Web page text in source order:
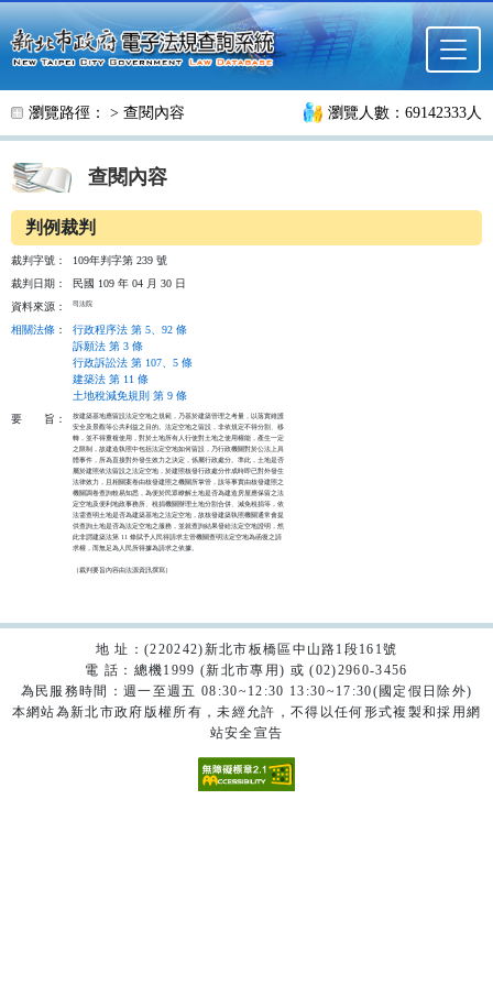
跳至主要內容
瀏覽路徑： > 查閱內容 瀏覽人數：69142333人
查閱內容
判例裁判
裁判字號：
109年判字第 239 號
裁判日期：
民國 109 年 04 月 30 日
資料來源：
司法院
相關法條 ：
行政程序法 第 5、92 條
訴願法 第 3 條
行政訴訟法 第 107、5 條
建築法 第 11 條
土地稅減免規則 第 9 條
要
旨：
按建築基地應留設法定空地之規範，乃基於建築管理之考量，以落實維護
安全及景觀等公共利益之目的。法定空地之留設，非依規定不得分割、移
轉，並不得重複使用，對於土地所有人行使對土地之使用權能，產生一定
之限制，故建造執照中包括法定空地如何留設，乃行政機關對於公法上具
體事件，所為直接對外發生效力之決定，係屬行政處分。準此，土地是否
屬於建照依法留設之法定空地，於建照核發行政處分作成時即已對外發生
法律效力，且相關案卷由核發建照之機關所掌管，該等事實由核發建照之
機關調卷查詢較易知悉，為便於民眾瞭解土地是否為建造房屋應保留之法
定空地及便利地政事務所、稅捐機關辦理土地分割合併、減免稅捐等，依
法需查明土地是否為建築基地之法定空地，故核發建築執照機關通常會提
供查詢土地是否為法定空地之服務，並就查詢結果發給法定空地證明，然
此非謂建築法第 11 條賦予人民得請求主管機關查明法定空地為函復之請
求權，而無足為人民所得據為請求之依據。
（裁判要旨內容由法源資訊撰寫）
地 址：(220242)新北市板橋區中山路1段161號
電 話：總機1999 (新北市專用) 或 (02)2960-3456
為民服務時間：週一至週五 08:30~12:30 13:30~17:30(國定假日除外)
本網站為新北市政府版權所有，未經允許，不得以任何形式複製和採用網
站安全宣告